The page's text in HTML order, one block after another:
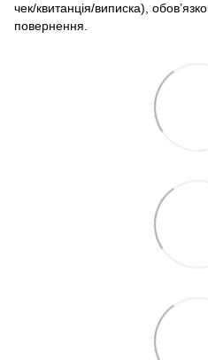
чек/квитанція/виписка),
повернення.